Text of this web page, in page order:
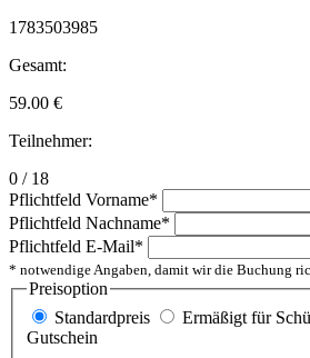
1783503985
Gesamt:
59.00 €
Teilnehmer:
0 / 18
Pflichtfeld Vorname*
Pflichtfeld Nachname*
Pflichtfeld E-Mail*
* notwendige Angaben, damit wir die Buchung
Preisoption
Standardpreis
Ermäßigt für
Gutschein